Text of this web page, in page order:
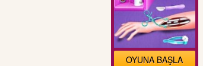
OYUNA BAŞLA